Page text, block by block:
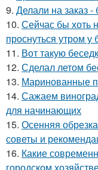
9. Делали на заказ -
10. Сейчас бы хоть
проснуться утром
11. Вот такую
12. Сделал летом
13. Маринованные
14. Сажаем
для начинающих
15. Осенняя
советы и
16. Какие